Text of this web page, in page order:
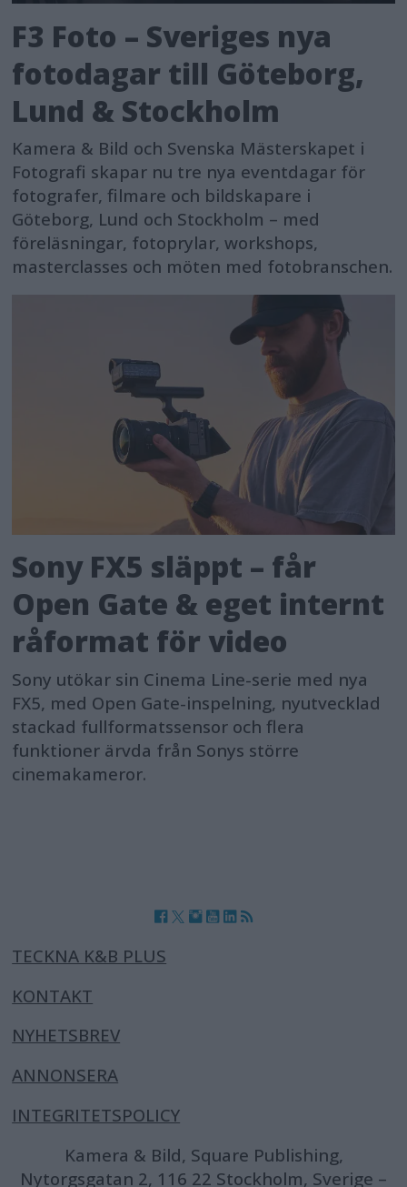
F3 Foto – Sveriges nya
fotodagar till Göteborg,
Lund & Stockholm
Kamera & Bild och Svenska Mästerskapet i
Fotografi skapar nu tre nya eventdagar för
fotografer, filmare och bildskapare i
Göteborg, Lund och Stockholm – med
föreläsningar, fotoprylar, workshops,
masterclasses och möten med fotobranschen.
Sony FX5 släppt – får
Open Gate & eget internt
råformat för video
Sony utökar sin Cinema Line-serie med nya
FX5, med Open Gate-inspelning, nyutvecklad
stackad fullformatssensor och flera
funktioner ärvda från Sonys större
cinemakameror.
TECKNA K&B PLUS
KONTAKT
NYHETSBREV
ANNONSERA
INTEGRITETSPOLICY
Kamera & Bild, Square Publishing,
Nytorgsgatan 2, 116 22 Stockholm, Sverige –